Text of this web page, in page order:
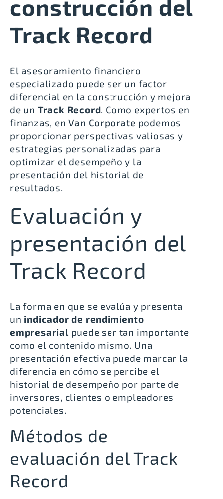
construcción del
Track Record
El asesoramiento financiero
especializado puede ser un factor
diferencial en la construcción y mejora
de un Track Record. Como expertos en
finanzas, enVan Corporate podemos
proporcionar perspectivas valiosas y
estrategias personalizadas para
optimizar el desempeño y la
presentación del historial de
resultados.
Evaluación y
presentación del
Track Record
La forma en que se evalúa y presenta
un indicador de rendimiento
empresarial puede ser tan importante
como el contenido mismo. Una
presentación efectiva puede marcar la
diferencia en cómo se percibe el
historial de desempeño por parte de
inversores, clientes o empleadores
potenciales.
Métodos de
evaluación del Track
Record